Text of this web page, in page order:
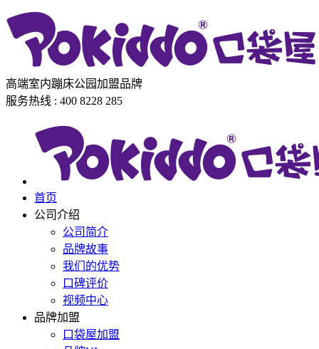
高端室内蹦床公园加盟品牌
服务热线 : 400 8228 285
首页
公司介绍
公司简介
品牌故事
我们的优势
口碑评价
视频中心
品牌加盟
口袋屋加盟